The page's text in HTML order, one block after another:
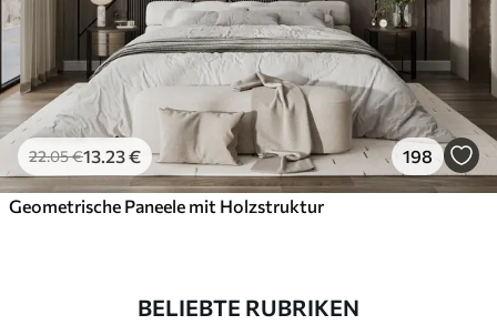
22.05€13 .23€ 198
Geometrische Paneele mit Holzstruktur
BELIEBTE RUBRIKEN